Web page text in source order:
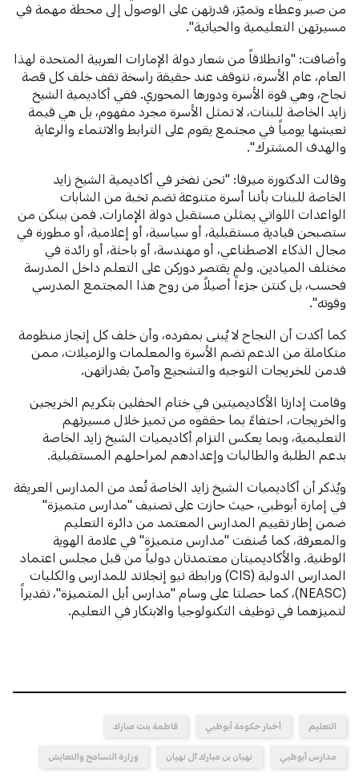
من صبر وعطاء وتميّز، قدرتهن على الوصول إلى محطة مهمة في
مسيرتهن التعليمية والحياتية".
وأضافت: "وانطلاقاً من شعار دولة الإمارات العربية المتحدة لهذا
العام، عام الأسرة، نتوقف عند حقيقة راسخة تقف خلف كل قصة
نجاح، وهي قوة الأسرة ودورها المحوري. ففي أكاديمية الشيخ
زايد الخاصة للبنات، لا تمثل الأسرة مجرد مفهوم، بل هي قيمة
نعيشها يومياً في مجتمع يقوم على الترابط والانتماء والرعاية
والهدف المشترك".
وقالت الدكتورة ميرفا: "نحن نفخر في أكاديمية الشيخ زايد
الخاصة للبنات بأننا أسرة متنوعة تضم نخبة من الشابات
الواعدات اللواتي يمثلن مستقبل دولة الإمارات. فمن بينكن من
ستصبحن قيادية مستقبلية، أو سياسية، أو إعلامية، أو مطورة في
مجال الذكاء الاصطناعي، أو مهندسة، أو باحثة، أو رائدة في
مختلف الميادين. ولم يقتصر دوركن على التعلم داخل المدرسة
فحسب، بل كنتن جزءاً أصيلاً من روح هذا المجتمع المدرسي
وقوته".
كما أكدت أن النجاح لا يُبنى بمفرده، وأن خلف كل إنجاز منظومة
متكاملة من الدعم تضم الأسرة والمعلمات والزميلات، ممن
قدمن للخريجات التوجيه والتشجيع وآمنّ بقدراتهن.
وقامت إدارتا الأكاديميتين في ختام الحفلين بتكريم الخريجين
والخريجات، احتفاءً بما حققوه من تميز خلال مسيرتهم
التعليمية، وبما يعكس التزام أكاديميات الشيخ زايد الخاصة
بدعم الطلبة والطالبات وإعدادهم لمراحلهم المستقبلية.
ويُذكر أن أكاديميات الشيخ زايد الخاصة تُعد من المدارس العريقة
في إمارة أبوظبي، حيث حازت على تصنيف "مدارس متميزة"
ضمن إطار تقييم المدارس المعتمد من دائرة التعليم
والمعرفة، كما صُنفت "مدارس متميزة" في علامة الهوية
الوطنية. والأكاديميتان معتمدتان دولياً من قبل مجلس اعتماد
المدارس الدولية (CIS) ورابطة نيو إنجلاند للمدارس والكليات
(NEASC)، كما حصلتا على وسام "مدارس أبل المتميزة"، تقديراً
لتميزهما في توظيف التكنولوجيا والابتكار في التعليم.
التعليم أخبار حكومة أبوظبي فاطمة بنت مبارك
مدارس أبوظبي نهيان بن مبارك آل نهيان وزارة التسامح والتعايش